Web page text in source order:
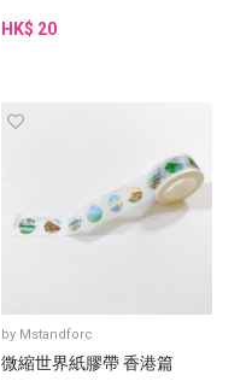
HK$ 20
by Mstandforc
微縮世界紙膠帶 香港篇